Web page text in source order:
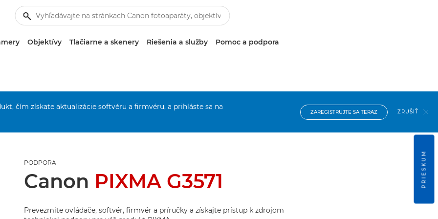
Objektívy Tlačiarne a skenery Riešenia a služby Pomoc a podpora
čím získate aktualizácie softvéru a firmvéru, a prihláste sa na
ZAREGISTRUJTE SA TERAZ ZRUŠIŤ
PODPORA
Canon PIXMA G3571
Prevezmite ovládače, softvér, firmvér a príručky a získajte prístup k zdrojom
PRIESKUM